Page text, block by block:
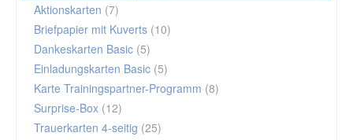
Aktionskarten (7)
Briefpapier mit Kuverts (10)
Dankeskarten Basic (5)
Einladungskarten Basic (5)
Karte Trainingspartner-Programm (8)
Surprise-Box (12)
Trauerkarten 4-seitig (25)